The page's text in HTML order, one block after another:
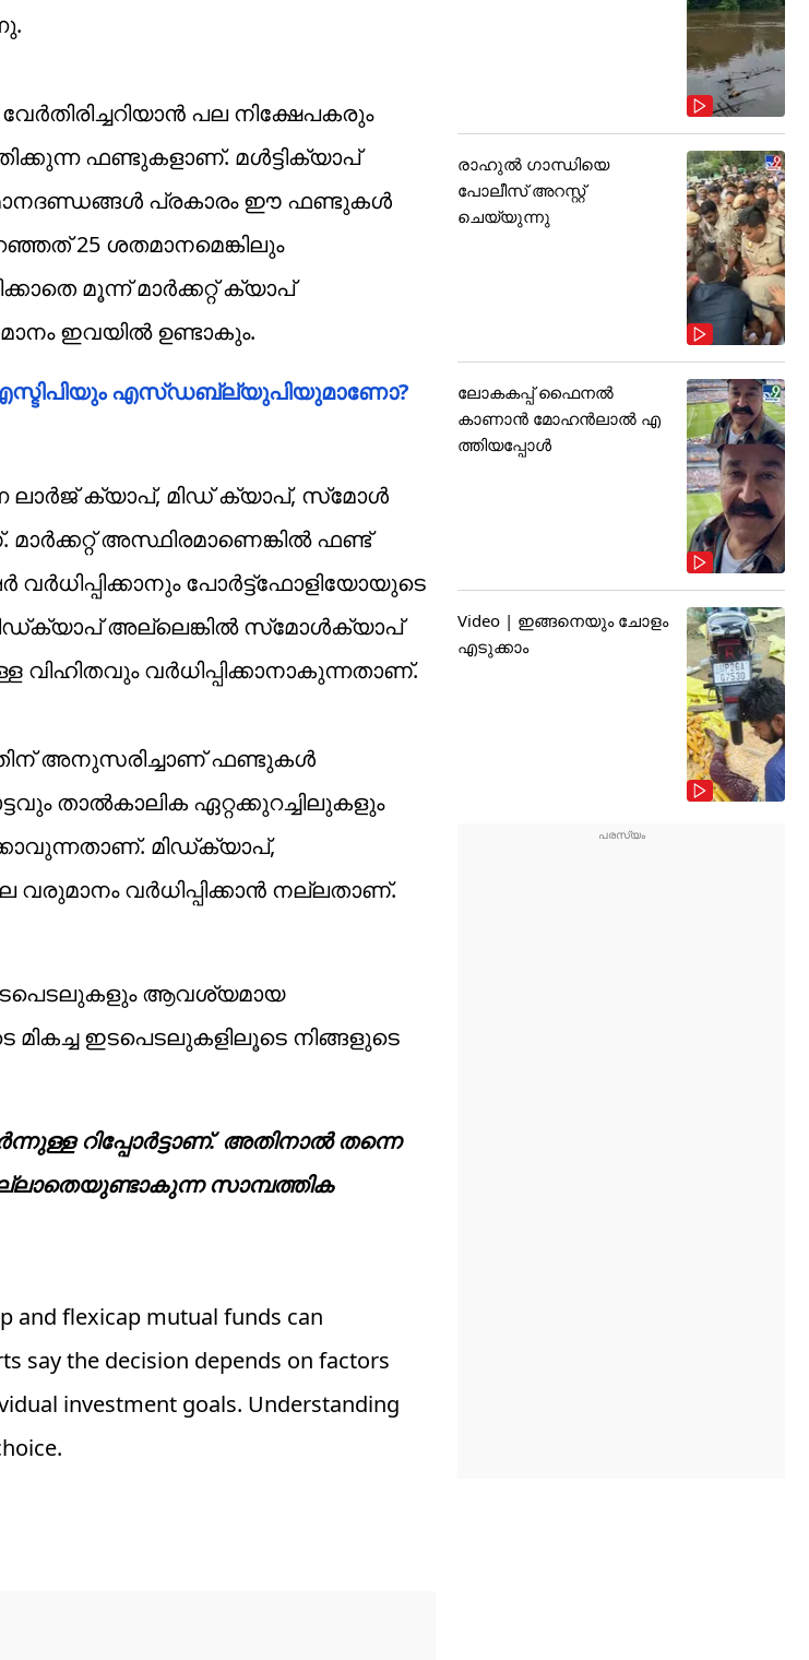
പല നിക്ഷേപകരും
ഫണ്ടുകളാണ്. മള്‍ട്ടിക്യാപ്
പ്രകാരം ഈ ഫണ്ടുകള്‍
25 ശതമാനമെങ്കിലും
മൂന്ന് മാര്‍ക്കറ്റ് ക്യാപ്
ഇവയില്‍ ഉണ്ടാകും.
എസ്ടിപിയും എസ്ഡബ്ല്യുപിയുമാണോ?
ലാര്‍ജ് ക്യാപ്, മിഡ് ക്യാപ്, സ്‌മോള്‍
അസ്ഥിരമാണെങ്കില്‍ ഫണ്ട്
പോര്‍ട്ട്‌ഫോളിയോയുടെ
മിഡ്ക്യാപ് അല്ലെങ്കില്‍ സ്‌മോള്‍ക്യാപ്
വര്‍ധിപ്പിക്കാനാകുന്നതാണ്.
അനുസരിച്ചാണ് ഫണ്ടുകള്‍
താല്‍കാലിക ഏറ്റക്കുറച്ചിലുകളും
മിഡ്ക്യാപ്,
വര്‍ധിപ്പിക്കാന്‍ നല്ലതാണ്.
ആവശ്യമായ
ഇടപെടലുകളിലൂടെ നിങ്ങളുടെ
റിപ്പോര്‍ട്ടാണ്. അതിനാല്‍ തന്നെ
സാമ്പത്തിക
and flexicap mutual funds can
say the decision depends on factors
investment goals. Understanding
രാഹുൽ ഗാന്ധിയെ
പോലീസ് അറസ്റ്റ്
ചെയ്യുന്നു
ലോകകപ്പ് ഫൈനൽ
കാണാൻ മോഹൻലാൽ എ
ത്തിയപ്പോൾ
Video | ഇങ്ങനെയും ചോളം
എടുക്കാം